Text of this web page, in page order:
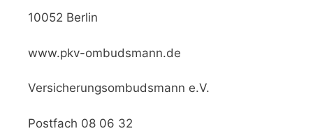
10052 Berlin
www.pkv-ombudsmann.de
Versicherungsombudsmann e.V.
Postfach 08 06 32